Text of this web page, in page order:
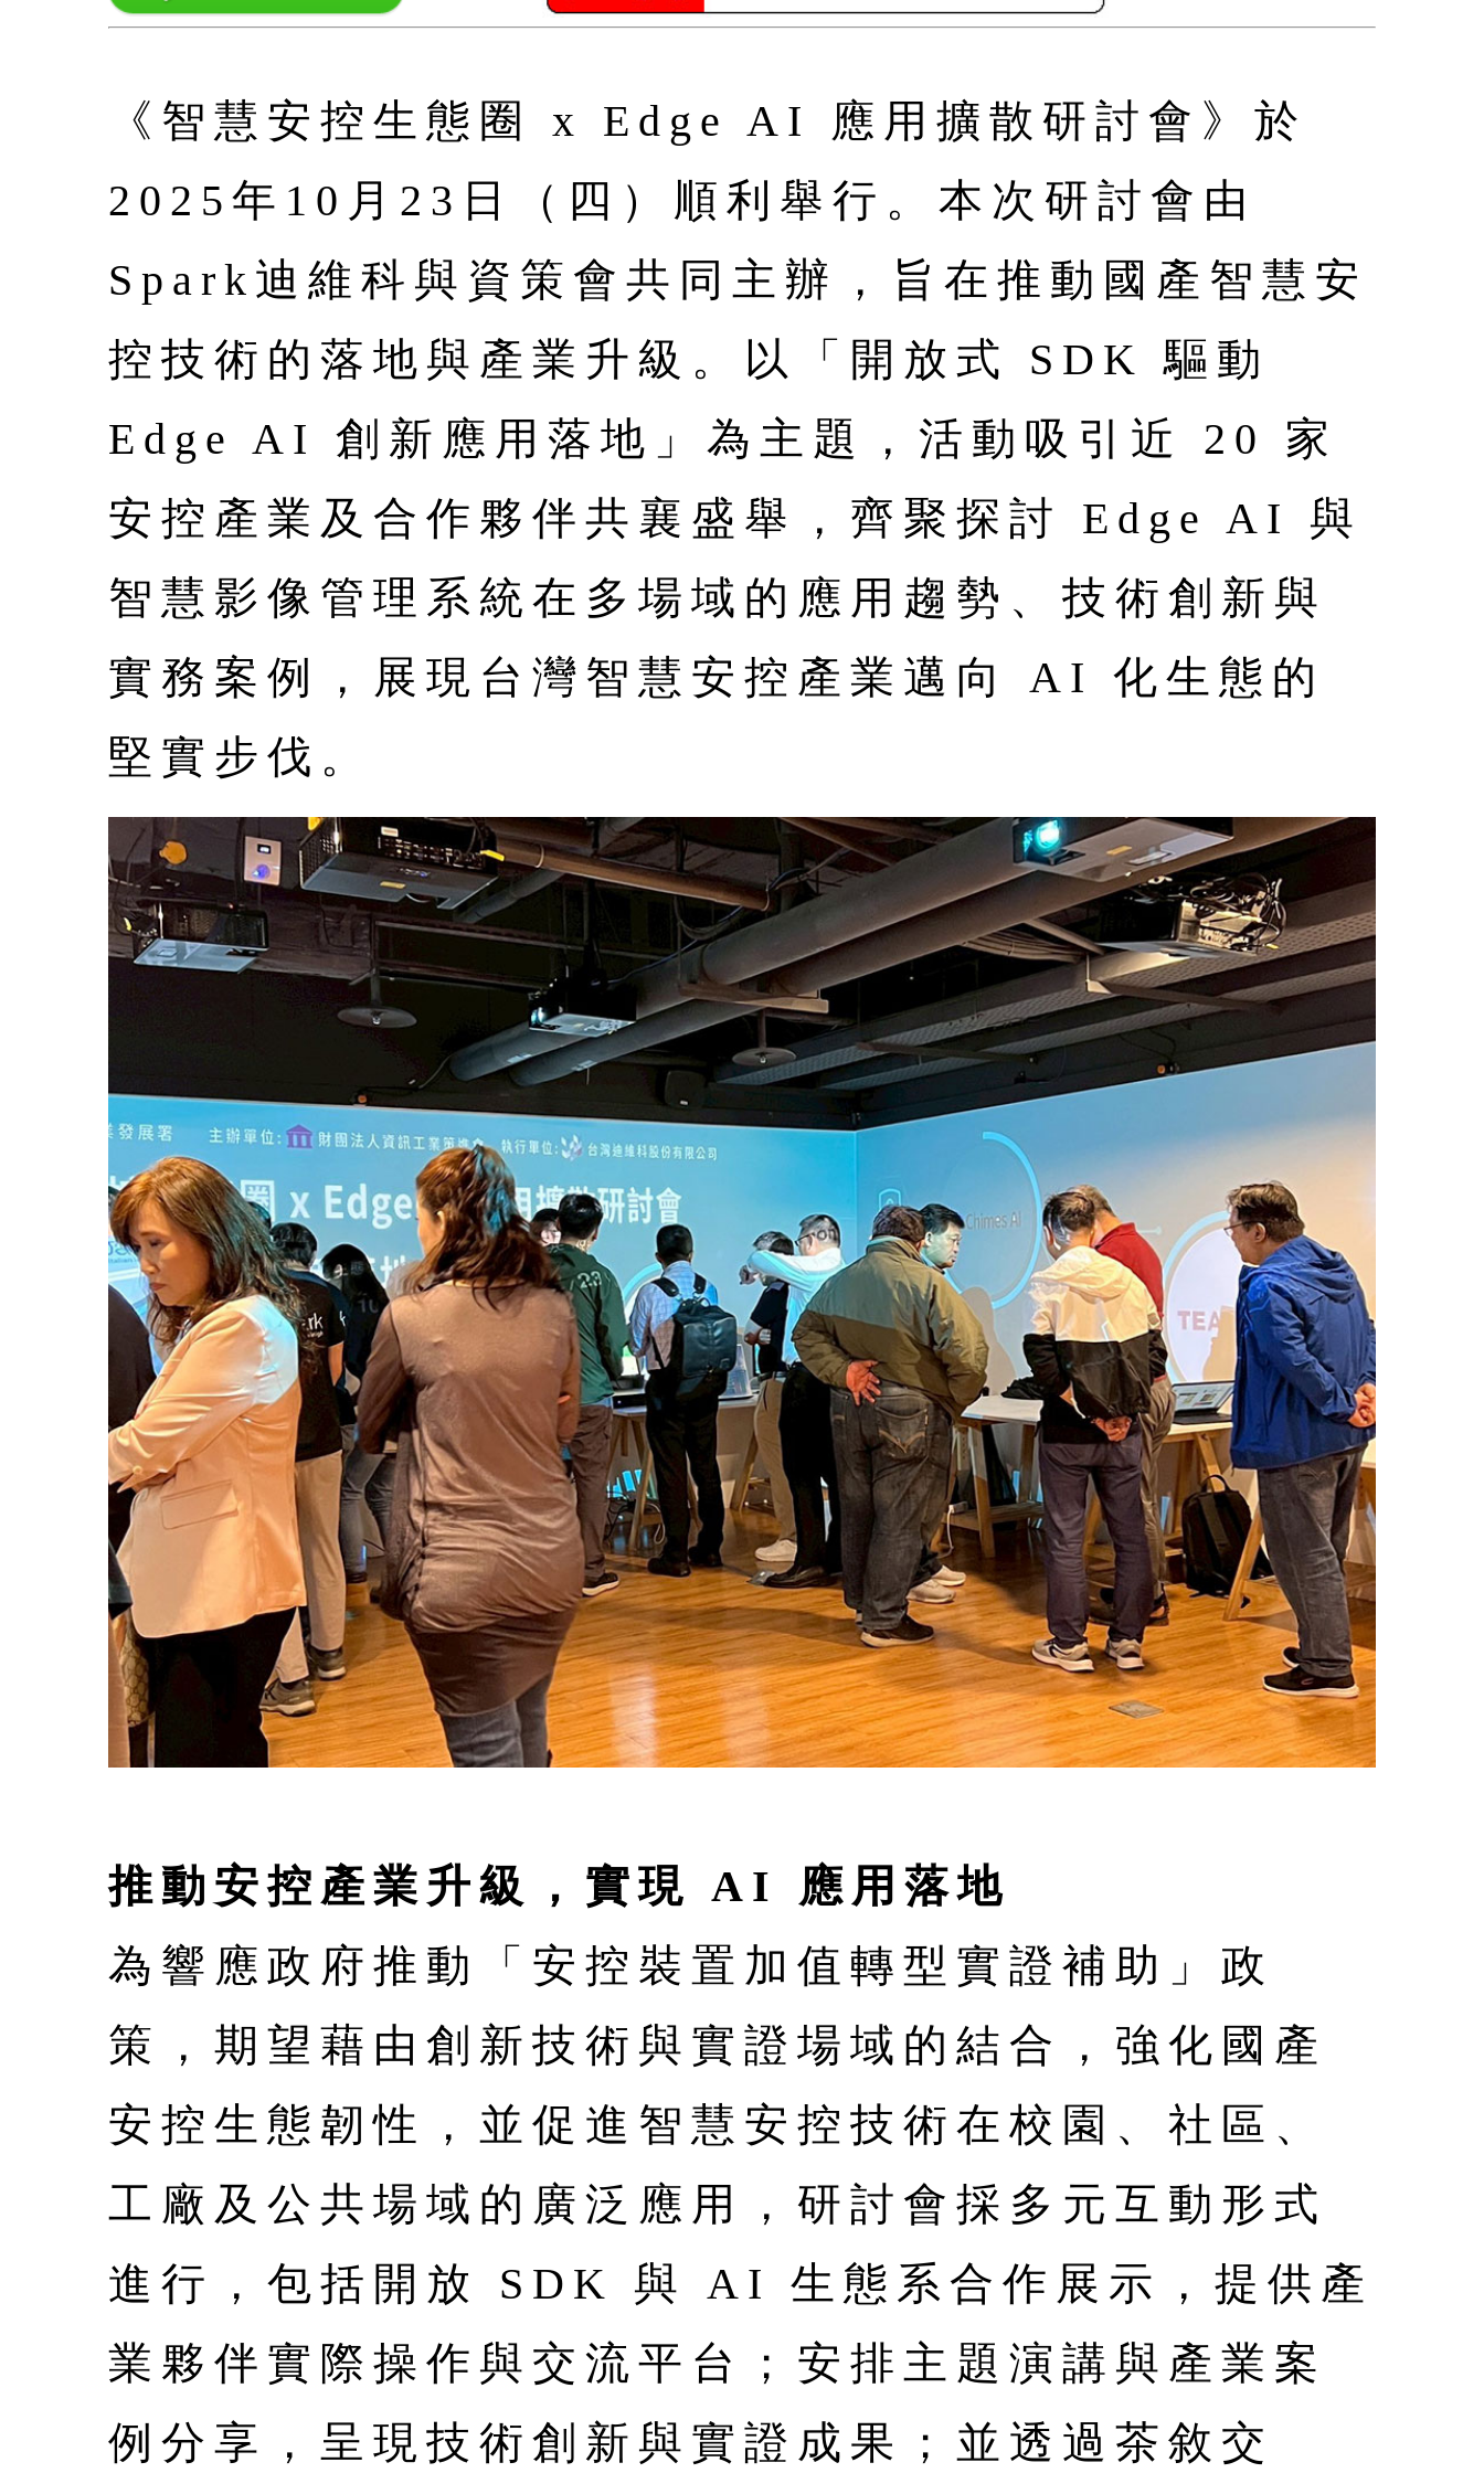
《智慧安控生態圈 x Edge AI 應用擴散研討會》於
2025年10月23日（四）順利舉行。本次研討會由
Spark迪維科與資策會共同主辦，旨在推動國產智慧安
控技術的落地與產業升級。以「開放式 SDK 驅動
Edge AI 創新應用落地」為主題，活動吸引近 20 家
安控產業及合作夥伴共襄盛舉，齊聚探討 Edge AI 與
智慧影像管理系統在多場域的應用趨勢、技術創新與
實務案例，展現台灣智慧安控產業邁向 AI 化生態的
堅實步伐。
推動安控產業升級，實現 AI 應用落地
為響應政府推動「安控裝置加值轉型實證補助」政
策，期望藉由創新技術與實證場域的結合，強化國產
安控生態韌性，並促進智慧安控技術在校園、社區、
工廠及公共場域的廣泛應用，研討會採多元互動形式
進行，包括開放 SDK 與 AI 生態系合作展示，提供產
業夥伴實際操作與交流平台；安排主題演講與產業案
例分享，呈現技術創新與實證成果；並透過茶敘交